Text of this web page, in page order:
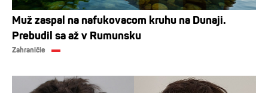
Muž zaspal na nafukovacom kruhu na Dunaji.
Prebudil sa až v Rumunsku
Zahraničie